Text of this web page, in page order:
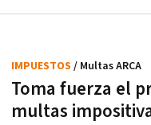
Toma fuerza el
multas
IMPUESTOS / Multas ARCA